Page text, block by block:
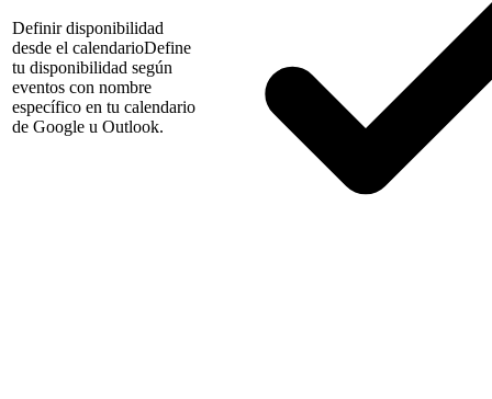
Definir disponibilidad
desde el calendarioDefine
tu disponibilidad según
eventos con nombre
específico en tu calendario
de Google u Outlook.